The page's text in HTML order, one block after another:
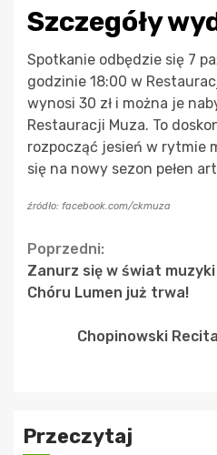
Szczegóły
Spotkanie odbędzie się 7
godzinie 18:00 w
wynosi 30 zł i można je
Restauracji Muza. To
rozpocząć jesień w rytmie
się na nowy sezon pełen
źródło: facebook.com/ckmuza
Continue
Reading
Poprzedni:
Zanurz się w świat
Chóru Lumen już trwa!
Chopinowski
Przeczytaj